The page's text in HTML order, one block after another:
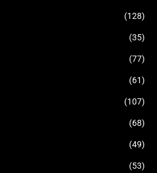
(128)
(35)
(77)
(61)
(107)
(68)
(49)
(53)